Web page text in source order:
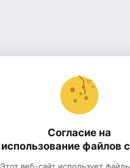
Согласие на
использование файлов